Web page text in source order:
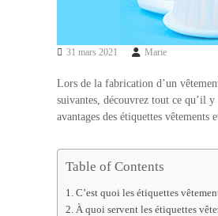
31 mars 2021 Marie
Lors de la fabrication d’un
suivantes, découvrez tout ce qu’il
avantages des étiquettes vêtements
Table of Contents
C’est quoi les étiquettes
À quoi servent les étiquettes